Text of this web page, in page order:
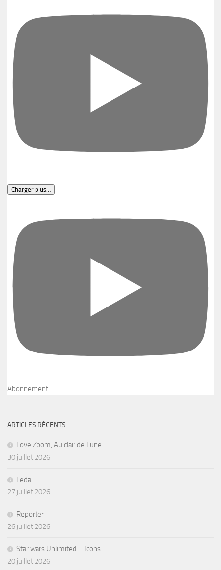
Charger plus…
Abonnement
ARTICLES RÉCENTS
Love Zoom, Au clair de Lune
30 juillet 2026
Leda
27 juillet 2026
Reporter
26 juillet 2026
Star wars Unlimited – Icons
20 juillet 2026